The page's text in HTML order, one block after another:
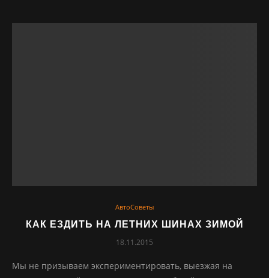
АвтоСоветы
КАК ЕЗДИТЬ НА ЛЕТНИХ ШИНАХ ЗИМОЙ
18.11.2015
Мы не призываем экспериментировать, выезжая на